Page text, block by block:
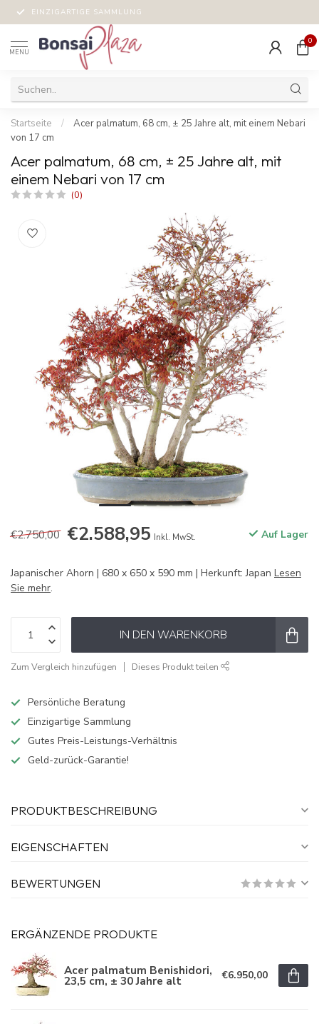
EINZIGARTIGE SAMMLUNG
MENU
0
Startseite /
Acer palmatum, 68 cm, ± 25 Jahre alt, mit einem Nebari
von 17 cm
Acer palmatum, 68 cm, ± 25 Jahre alt, mit
einem Nebari von 17 cm
(0)
€2.750,00 €2.588,95 Inkl. MwSt. Auf Lager
Japanischer Ahorn | 680 x 650 x 590 mm | Herkunft: Japan Lesen
Sie mehr.
IN DEN WARENKORB
Zum Vergleich hinzufügen Dieses Produkt teilen
Persönliche Beratung
Einzigartige Sammlung
Gutes Preis-Leistungs-Verhältnis
Geld-zurück-Garantie!
PRODUKTBESCHREIBUNG
EIGENSCHAFTEN
BEWERTUNGEN
ERGÄNZENDE PRODUKTE
Acer palmatum Benishidori,
23,5 cm, ± 30 Jahre alt €6.950,00